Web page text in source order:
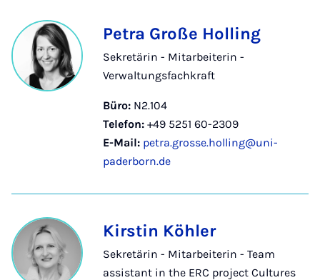
Petra Große Holling
Sekretärin - Mitarbeiterin -
Verwaltungsfachkraft
Büro: N2.104
Telefon: +49 5251 60-2309
E-Mail: petra.grosse.holling@uni-
paderborn.de
Kirstin Köhler
Sekretärin - Mitarbeiterin - Team
assistant in the ERC project Cultures